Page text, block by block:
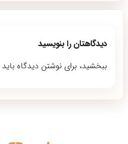
دیدگاهتان را بنویسید
ببخشید، برای نوشتن دیدگاه باید